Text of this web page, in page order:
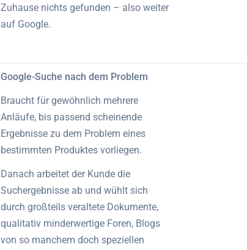
Zuhause nichts gefunden – also weiter
auf Google.
Google-Suche nach dem Problem
Braucht für gewöhnlich mehrere
Anläufe, bis passend scheinende
Ergebnisse zu dem Problem eines
bestimmten Produktes vorliegen.
Danach arbeitet der Kunde die
Suchergebnisse ab und wühlt sich
durch großteils veraltete Dokumente,
qualitativ minderwertige Foren, Blogs
von so manchem doch speziellen